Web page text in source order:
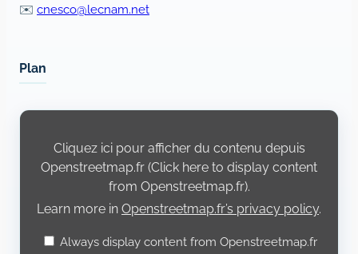
✉️ cnesco@lecnam.net
Plan
Display
Openstreetmap.fr
Cliquez ici pour afficher du contenu depuis
Openstreetmap.fr (Click here to display content
from Openstreetmap.fr).
Learn more in Openstreetmap.fr’s privacy policy.
Always display content from Openstreetmap.fr